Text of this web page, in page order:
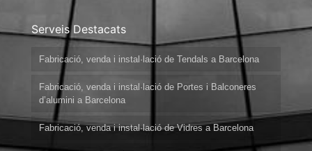
Serveis Destacats
Fabricació, venda i instal·lació de Tendals a Barcelona
Fabricació, venda i instal·lació de Portes i Balconeres
d’alumini a Barcelona
Fabricació, venda i instal·lació de Vidres a Barcelona